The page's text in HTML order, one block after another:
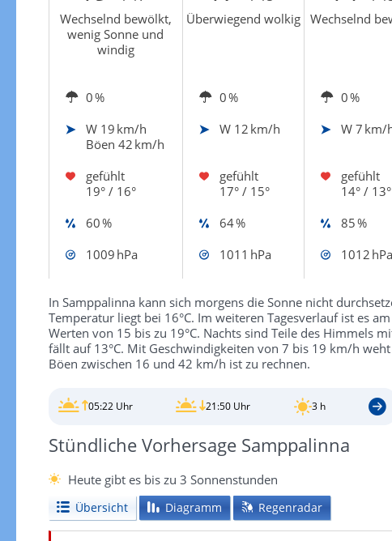
Wechselnd bewölkt,
wenig Sonne und
windig
Überwiegend wolkig Wechselnd
0 % 0 % 0 %
W 19 km/h
Böen 42 km/h
W 12 km/h W 7 km/
gefühlt
19° / 16°
gefühlt
17° / 15°
gefühlt
14° / 13°
60 % 64 % 85 %
1009 hPa
1011 hPa 1012 hPa
In Samppalinna kann sich morgens die Sonne nicht
Temperatur liegt bei 16°C. Im weiteren Tagesverlauf ist es
Werten von 15 bis zu 19°C. Nachts sind Teile des Himmels
fällt auf 13°C. Mit Geschwindigkeiten von 7 bis 19 km/h
Böen zwischen 16 und 42 km/h ist zu rechnen.
05:22 Uhr 21:50 Uhr 3 h
Stündliche Vorhersage Samppalinna
Heute gibt es bis zu 3 Sonnenstunden
Übersicht Diagramm Regenradar